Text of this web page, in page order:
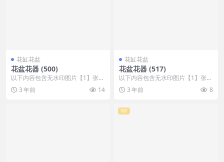
花缸花盆
花盆花器 (500)
以下内容包含无水印图片【1】张
，开通会员无障碍浏览 开通VIP会
员 3 年前 14
花缸花盆
花盆花器 (517)
以下内容包含无水印图片【1】张
，开通会员无障碍浏览 开通VIP会
员 3 年前 8
VIP